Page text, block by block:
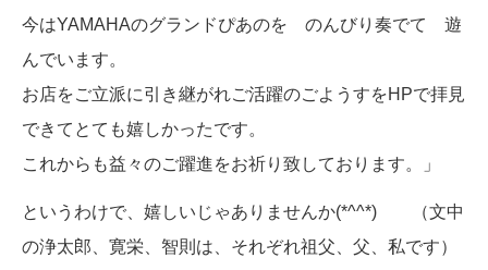
今はYAMAHAのグランドぴあのを のんびり奏でて 遊
んでいます。
お店をご立派に引き継がれご活躍のごようすをHPで拝見
できてとても嬉しかったです。
これからも益々のご躍進をお祈り致しております。」
というわけで、嬉しいじゃありませんか(*^^*) （文中
の浄太郎、寛栄、智則は、それぞれ祖父、父、私です）